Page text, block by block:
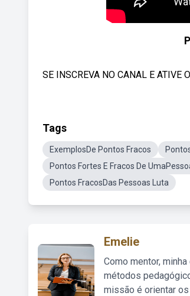
SE INSCREVA NO CANAL E ATIVE
Tags
ExemplosDe Pontos Fracos
Pontos Fortes E Fracos De
Pontos FracosDas Pessoas Luta
Emelie
Como mentor,
métodos
missão é orientar